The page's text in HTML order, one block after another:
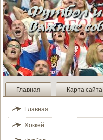
Главная Карта сайта
Главная
Хоккей